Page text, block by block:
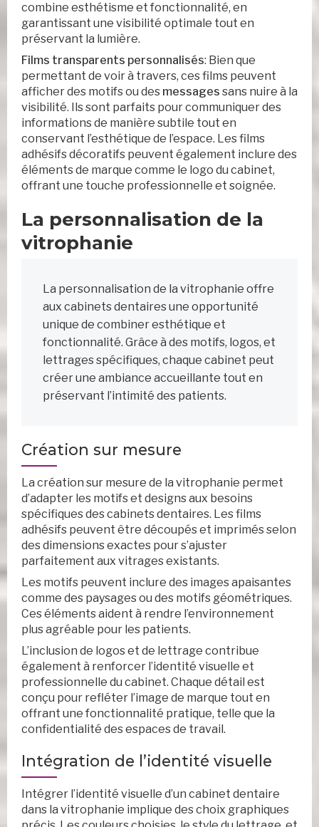
combine esthétisme et fonctionnalité, en
garantissant une visibilité optimale tout en
préservant la lumière.
Films transparents personnalisés: Bien que
permettant de voir à travers, ces films peuvent
afficher des motifs ou des messages sans nuire à la
visibilité. Ils sont parfaits pour communiquer des
informations de manière subtile tout en
conservant l’esthétique de l’espace. Les films
adhésifs décoratifs peuvent également inclure des
éléments de marque comme le logo du cabinet,
offrant une touche professionnelle et soignée.
La personnalisation de la
vitrophanie
La personnalisation de la vitrophanie offre
aux cabinets dentaires une opportunité
unique de combiner esthétique et
fonctionnalité. Grâce à des motifs, logos, et
lettrages spécifiques, chaque cabinet peut
créer une ambiance accueillante tout en
préservant l’intimité des patients.
Création sur mesure
La création sur mesure de la vitrophanie permet
d’adapter les motifs et designs aux besoins
spécifiques des cabinets dentaires. Les films
adhésifs peuvent être découpés et imprimés selon
des dimensions exactes pour s’ajuster
parfaitement aux vitrages existants.
Les motifs peuvent inclure des images apaisantes
comme des paysages ou des motifs géométriques.
Ces éléments aident à rendre l’environnement
plus agréable pour les patients.
L’inclusion de logos et de lettrage contribue
également à renforcer l’identité visuelle et
professionnelle du cabinet. Chaque détail est
conçu pour refléter l’image de marque tout en
offrant une fonctionnalité pratique, telle que la
confidentialité des espaces de travail.
Intégration de l’identité visuelle
Intégrer l’identité visuelle d’un cabinet dentaire
dans la vitrophanie implique des choix graphiques